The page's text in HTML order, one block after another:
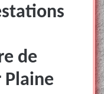
de
Plaine